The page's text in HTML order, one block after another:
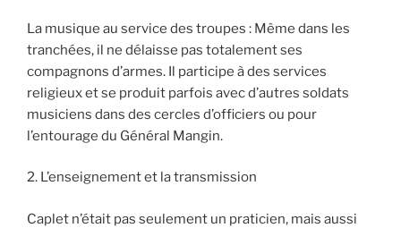
La musique au service des troupes : Même dans les
tranchées, il ne délaisse pas totalement ses
compagnons d’armes. Il participe à des services
religieux et se produit parfois avec d’autres soldats
musiciens dans des cercles d’officiers ou pour
l’entourage du Général Mangin.
2. L’enseignement et la transmission
Caplet n’était pas seulement un praticien, mais aussi